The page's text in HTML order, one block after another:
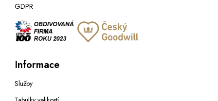
GDPR
Informace
Služby